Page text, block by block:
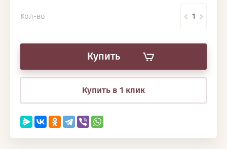
Кол-во
Купить
Купить в 1 клик